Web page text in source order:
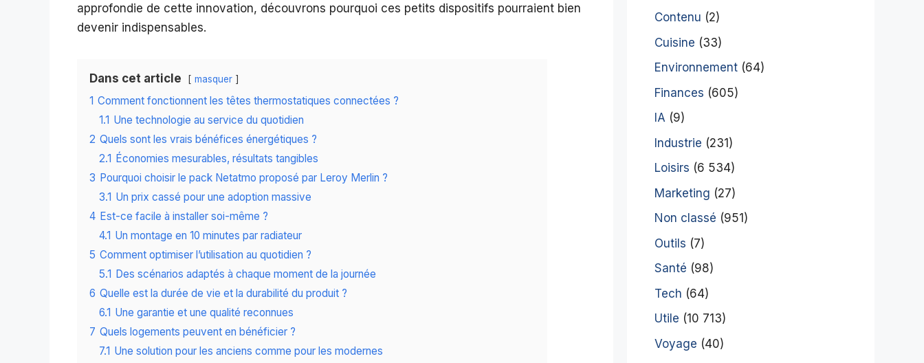
approfondie de cette innovation, découvrons pourquoi ces petits dispositifs pourraient bien
devenir indispensables.
Dans cet article masquer
1 Comment fonctionnent les têtes thermostatiques connectées ?
1.1 Une technologie au service du quotidien
2 Quels sont les vrais bénéfices énergétiques ?
2.1 Économies mesurables, résultats tangibles
3 Pourquoi choisir le pack Netatmo proposé par Leroy Merlin ?
3.1 Un prix cassé pour une adoption massive
4 Est-ce facile à installer soi-même ?
4.1 Un montage en 10 minutes par radiateur
5 Comment optimiser l’utilisation au quotidien ?
5.1 Des scénarios adaptés à chaque moment de la journée
6 Quelle est la durée de vie et la durabilité du produit ?
6.1 Une garantie et une qualité reconnues
7 Quels logements peuvent en bénéficier ?
7.1 Une solution pour les anciens comme pour les modernes
Contenu (2)
Cuisine (33)
Environnement (64)
Finances (605)
IA (9)
Industrie (231)
Loisirs (6 534)
Marketing (27)
Non classé (951)
Outils (7)
Santé (98)
Tech (64)
Utile (10 713)
Voyage (40)